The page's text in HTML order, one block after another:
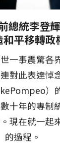
總統李登
和平移轉政
一事震驚各
對此表達悼
）
十年的專制
現在就一起
的過程。